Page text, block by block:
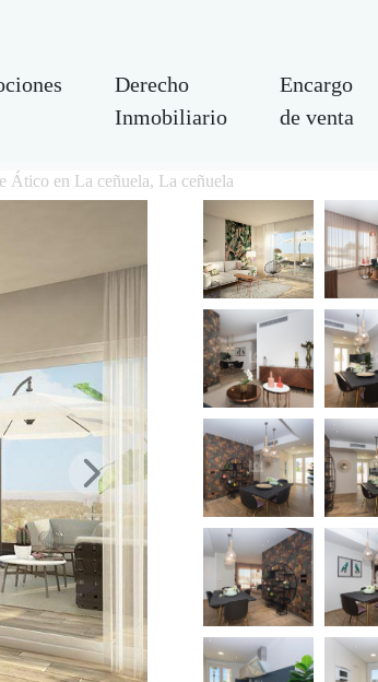
Derecho
Inmobiliario
Encargo
de venta
Ático en La ceñuela, La ceñuela